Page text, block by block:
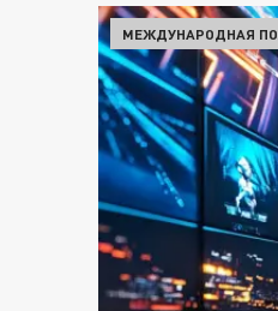
МЕЖДУНАРОДНАЯ